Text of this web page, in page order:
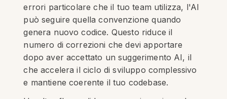
errori particolare che il tuo team utilizza, l'AI
può seguire quella convenzione quando
genera nuovo codice. Questo riduce il
numero di correzioni che devi apportare
dopo aver accettato un suggerimento AI, il
che accelera il ciclo di sviluppo complessivo
e mantiene coerente il tuo codebase.